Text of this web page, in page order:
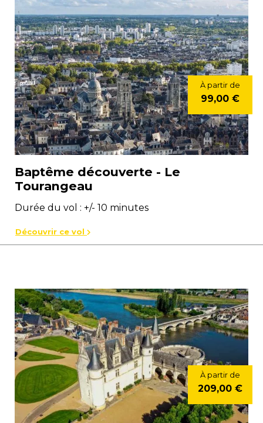
Baptême découverte - Le
Tourangeau
Durée du vol : +/- 10 minutes
À partir de
99,00 €
Découvrir ce vol
À partir de
209,00 €